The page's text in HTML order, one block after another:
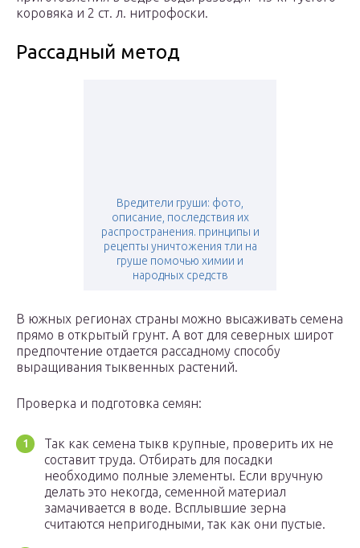
коровяка и 2 ст. л. нитрофоски.
Рассадный метод
Вредители груши: фото,
описание, последствия их
распространения. принципы и
рецепты уничтожения тли на
груше помочью химии и
народных средств
В южных регионах страны можно высаживать семена
прямо в открытый грунт. А вот для северных широт
предпочтение отдается рассадному способу
выращивания тыквенных растений.
Проверка и подготовка семян:
Так как семена тыкв крупные, проверить их не
составит труда. Отбирать для посадки
необходимо полные элементы. Если вручную
делать это некогда, семенной материал
замачивается в воде. Всплывшие зерна
считаются непригодными, так как они пустые.